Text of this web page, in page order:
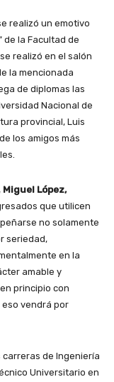
realizó un emotivo
de la Facultad de
realizó en el salón
la mencionada
de diplomas las
Nacional de
provincial, Luis
los amigos más
Miguel López,
que utilicen
no solamente
seriedad,
en la
amable y
principio con
vendrá por
de Ingeniería
Universitario en